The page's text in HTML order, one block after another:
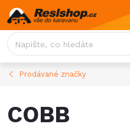
Přejít
na
obsah
Prodávané značky
COBB